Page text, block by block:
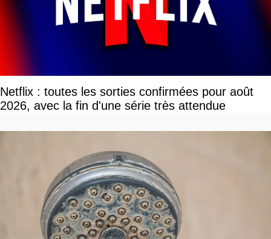
Netflix : toutes les sorties confirmées pour août
2026, avec la fin d'une série très attendue